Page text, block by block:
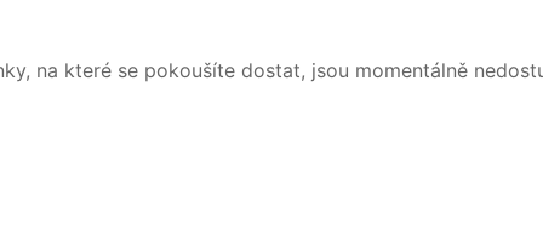
na které se pokoušíte dostat, jsou momentálně